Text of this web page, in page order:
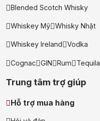
Blended Scotch Whisky
Whiskey Mỹ Whisky Nhật
Whiskey Ireland Vodka
Cognac GIN Rum Tequila
Trung tâm trợ giúp
Hỗ trợ mua hàng